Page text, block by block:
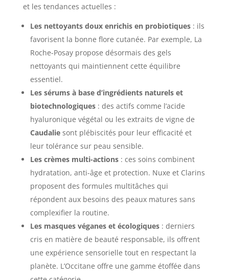
et les tendances actuelles :
Les nettoyants doux enrichis en probiotiques: ils
favorisent la bonne flore cutanée. Par exemple, La
Roche-Posay propose désormais des gels
nettoyants qui maintiennent cette équilibre
essentiel.
Les sérums à base d’ingrédients naturels et
biotechnologiques: des actifs comme l’acide
hyaluronique végétal ou les extraits de vigne de
Caudaliesont plébiscités pour leur efficacité et
leur tolérance sur peau sensible.
Les crèmes multi-actions: ces soins combinent
hydratation, anti-âge et protection. Nuxe et Clarins
proposent des formules multitâches qui
répondent aux besoins des peaux matures sans
complexifier la routine.
Les masques véganes et écologiques: derniers
cris en matière de beauté responsable, ils offrent
une expérience sensorielle tout en respectant la
planète. L’Occitane offre une gamme étoffée dans